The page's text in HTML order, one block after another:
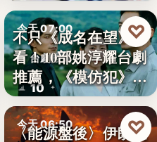
今天 07:00
台劇推薦
10
不只《成名在望》好
看！10部姚淳耀台劇
推薦，《模仿犯》
變…
♡
今天 06:50
〈能源盤後〉伊朗擬
♡